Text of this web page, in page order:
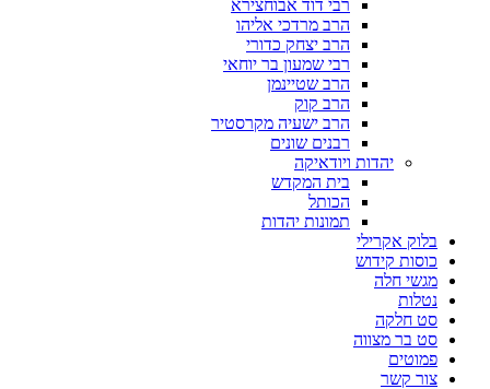
רבי דוד אבוחצירא
הרב מרדכי אליהו
הרב יצחק כדורי
רבי שמעון בר יוחאי
הרב שטיינמן
הרב קוק
הרב ישעיה מקרסטיר
רבנים שונים
יהדות ויודאיקה
בית המקדש
הכותל
תמונות יהדות
בלוק אקרילי
כוסות קידוש
מגשי חלה
נטלות
סט חלקה
סט בר מצווה
פמוטים
צור קשר